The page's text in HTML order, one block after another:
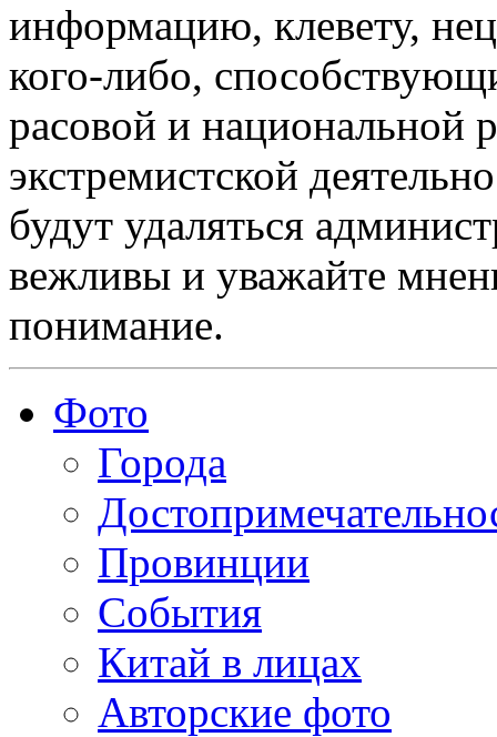
информацию, клевету,
кого-либо,
расовой и национальной
экстремистской
будут удаляться
вежливы и уважайте
понимание.
Фото
Города
Провинции
События
Китай в лицах
Авторские фото